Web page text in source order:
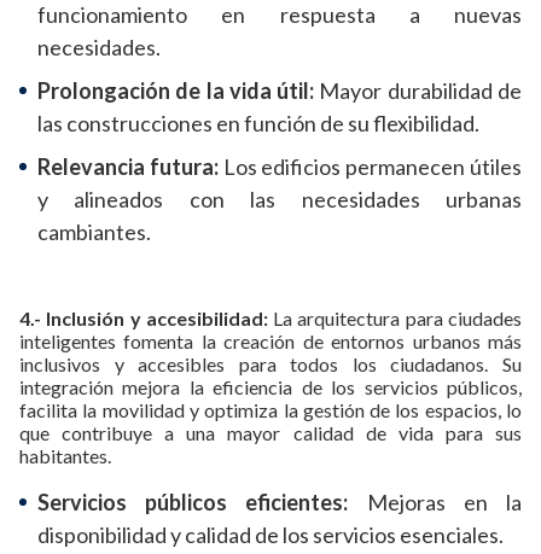
funcionamiento en respuesta a nuevas
necesidades.
Prolongación de la vida útil: Mayor durabilidad de
las construcciones en función de su flexibilidad.
Relevancia futura:Los edificios permanecen útiles
y alineados con las necesidades urbanas
cambiantes.
4.- Inclusión y accesibilidad: La arquitectura para ciudades
inteligentes fomenta la creación de entornos urbanos más
inclusivos y accesibles para todos los ciudadanos. Su
integración mejora la eficiencia de los servicios públicos,
facilita la movilidad y optimiza la gestión de los espacios, lo
que contribuye a una mayor calidad de vida para sus
habitantes.
Servicios públicos eficientes: Mejoras en la
disponibilidad y calidad de los servicios esenciales.